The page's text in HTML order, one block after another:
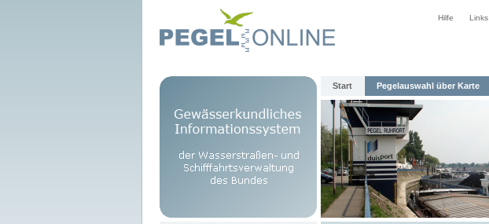
Hilfe Links
Start Pegelauswahl über Karte